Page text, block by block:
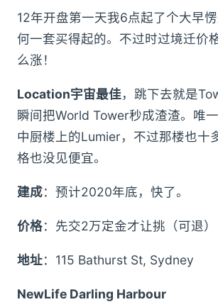
12年开盘第一天我6点起了个大早
何一套买得起的。不过时过境迁价
么涨！
Location宇宙最佳，跳下去就是
瞬间把World Tower秒成渣渣。唯
中厨楼上的Lumier，不过那楼也十
格也没见便宜。
建成：预计2020年底，快了。
价格：先交2万定金才让挑（可退）
地址：115 Bathurst St, Sydney
NewLife Darling Harbour